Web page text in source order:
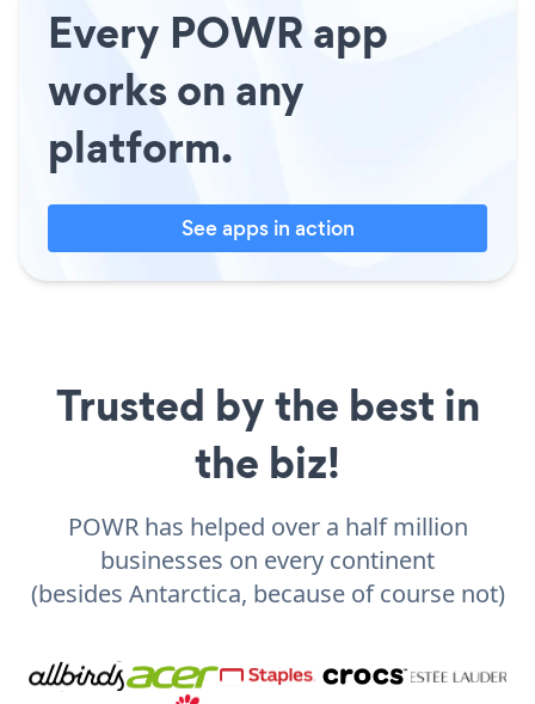
Every POWR app
works on any
platform.
See apps in action
Trusted by the best in
the biz!
POWR has helped over a half million
businesses on every continent
(besides Antarctica, because of course not)